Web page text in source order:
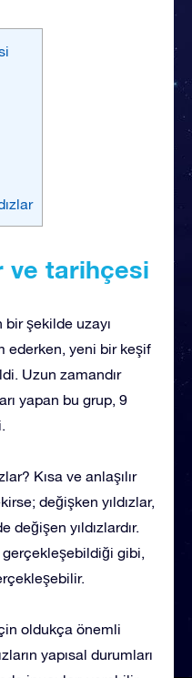
ve tarihçesi
bir şekilde uzayı
ederken, yeni bir keşif
Uzun zamandır
yapan bu grup, 9
Kısa ve anlaşılır
değişken yıldızlar,
değişen yıldızlardır.
gibi,
oldukça önemli
yapısal durumları